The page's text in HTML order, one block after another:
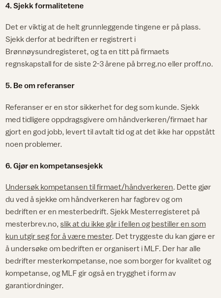
4. Sjekk formalitetene
Det er viktig at de helt grunnleggende tingene er på plass.
Sjekk derfor at bedriften er registrert i
Brønnøysundregisteret, og ta en titt på firmaets
regnskapstall for de siste 2-3 årene på brreg.no eller proff.no.
5. Be om referanser
Referanser er en stor sikkerhet for deg som kunde. Sjekk
med tidligere oppdragsgivere om håndverkeren/firmaet har
gjort en god jobb, levert til avtalt tid og at det ikke har oppstått
noen problemer.
6. Gjør en kompetansesjekk
Undersøk kompetansen til firmaet/håndverkeren. Dette gjør
du ved å sjekke om håndverkeren har fagbrev og om
bedriften er en mesterbedrift. Sjekk Mesterregisteret på
mesterbrev.no,slik at du ikke går i fellen og bestiller en som
kun utgir seg for å være mester. Det tryggeste du kan gjøre er
å undersøke om bedriften er organisert i MLF. Der har alle
bedrifter mesterkompetanse, noe som borger for kvalitet og
kompetanse, og MLF gir også en trygghet i form av
garantiordninger.